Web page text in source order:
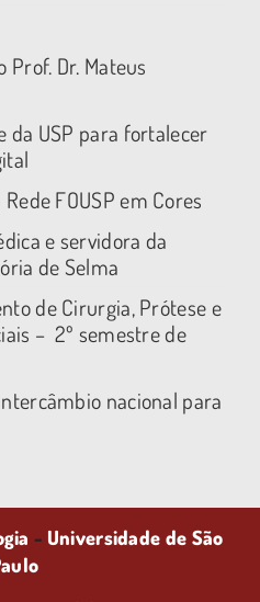
Prof. Dr. Mateus
da USP para fortalecer
FOUSP em Cores
e servidora da
de Selma
de Cirurgia, Prótese e
– 2º semestre de
nacional para
- Universidade de São